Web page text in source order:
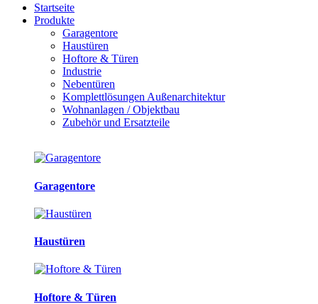
Startseite
Produkte
Garagentore
Haustüren
Hoftore & Türen
Industrie
Nebentüren
Komplettlösungen Außenarchitektur
Wohnanlagen / Objektbau
Zubehör und Ersatzteile
Garagentore
Haustüren
Hoftore & Türen